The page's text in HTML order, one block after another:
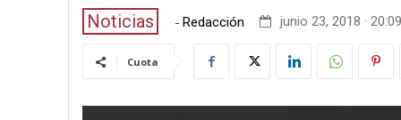
Noticias - Redacción junio 23, 2018 · 20:09
Cuota